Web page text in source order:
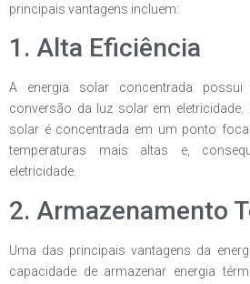
principais vantagens incluem:
1. Alta Eficiência
A energia solar concentrada
conversão da luz solar em
solar é concentrada em um ponto
temperaturas mais altas e,
eletricidade.
2. Armazenamento
Uma das principais vantagens da
capacidade de armazenar energia